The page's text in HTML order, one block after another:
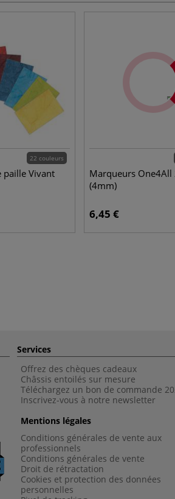
22 couleurs
paille Vivant
Marqueurs One4All
(4mm)
6,45 €
Services
Offrez des chèques cadeaux
Châssis entoilés sur mesure
Téléchargez un bon de commande
Inscrivez-vous à notre newsletter
Mentions légales
Conditions générales de vente aux
professionnels
Conditions générales de vente
Droit de rétractation
Cookies et protection des données
personnelles